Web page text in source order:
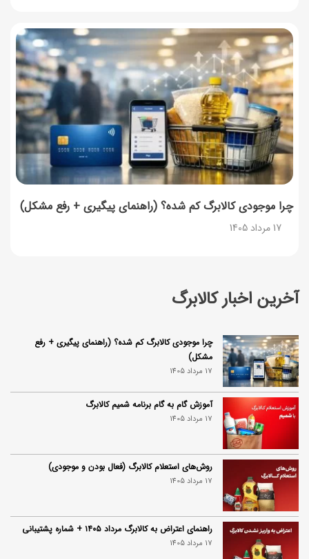
آخرین اخبار کالابرگ
چرا موجودی کالابرگ کم شده؟ (راهنمای پیگیری + رفع
مشکل)
17 مرداد 1405
آموزش گام به گام برنامه شمیم کالابرگ
17 مرداد 1405
روش‌های استعلام کالابرگ (فعال بودن و موجودی)
17 مرداد 1405
راهنمای اعتراض به کالابرگ مرداد ۱۴۰۵ + شماره پشتیبانی
17 مرداد 1405
چرا موجودی کالابرگ کم شده؟ (راهنمای پیگیری + رفع مشکل)
17 مرداد 1405